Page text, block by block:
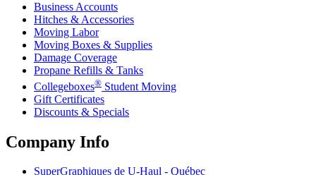
Business Accounts
Hitches & Accessories
Moving Labor
Moving Boxes & Supplies
Damage Coverage
Propane Refills & Tanks
Collegeboxes® Student Moving
Gift Certificates
Discounts & Specials
Company Info
SuperGraphiques de U-Haul - Québec